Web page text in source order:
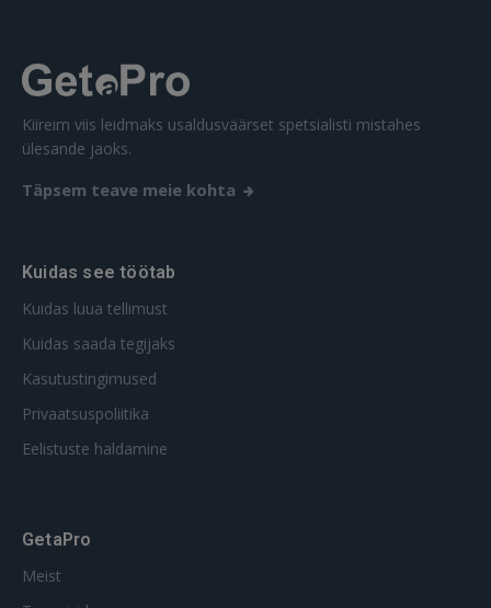
Kiireim viis leidmaks usaldusväärset spetsialisti mistahes
ülesande jaoks.
Täpsem teave meie kohta
Kuidas see töötab
Kuidas luua tellimust
Kuidas saada tegijaks
Kasutustingimused
Privaatsuspoliitika
Eelistuste haldamine
GetaPro
Meist